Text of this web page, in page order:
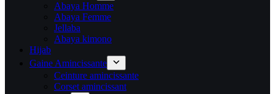
Abaya Homme
Abaya Femme
Jellaba
Abaya kimono
Hijab
Gaine Amincissante
Ceinture amincissante
Corset amincissant